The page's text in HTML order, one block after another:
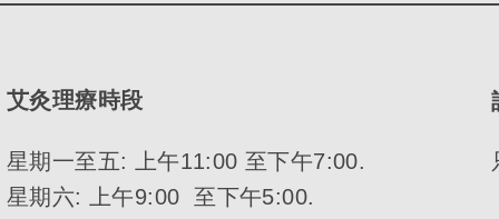
艾灸理療時段
星期一至五: 上午11:00 至下午7:00.
星期六: 上午9:00 至下午5:00.